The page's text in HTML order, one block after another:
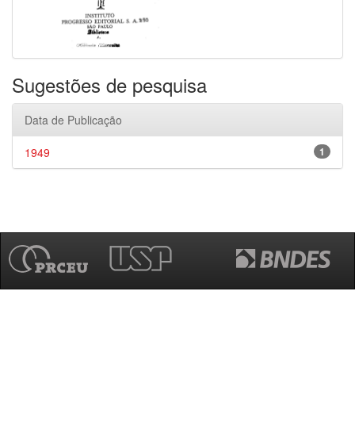
Sugestões de pesquisa
Data de Publicação
1
1949